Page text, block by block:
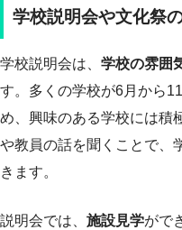
学校説明会や文化祭
学校説明会は、 学校の雰囲
す。多くの学校が6月から
め、興味のある学校には積
や教員の話を聞くことで、
きます。
説明会では、 施設見学がで